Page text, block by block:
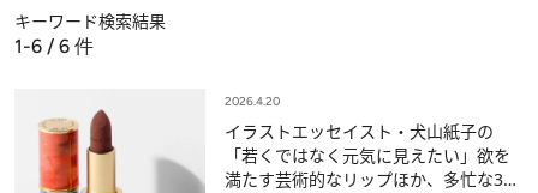
キーワード検索結果
1-6 / 6 件
2026.4.20
イラストエッセイスト・犬山紙子の
「若くではなく元気に見えたい」欲を
満たす芸術的なリップほか、多忙な3人